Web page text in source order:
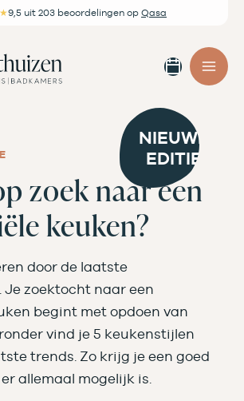
9,5 uit 203 beoordelingen op Qasa
maken
zoek naar een
keuken?
door de laatste
Je zoektocht naar een
begint met opdoen van
vind je 5 keukenstijlen
trends. Zo krijg je een goed
allemaal mogelijk is.
NIEUWE
EDITIE